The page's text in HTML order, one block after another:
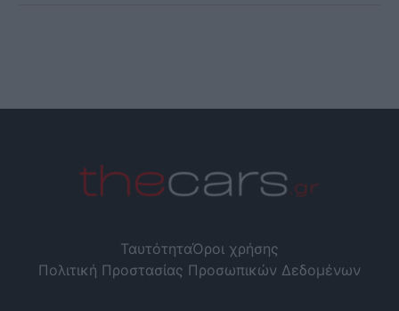
ΤαυτότηταΌροι χρήσης
Πολιτική Προστασίας Προσωπικών Δεδομένων